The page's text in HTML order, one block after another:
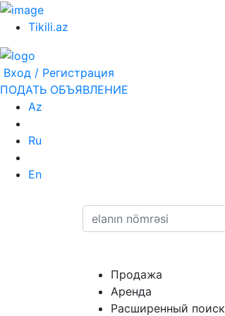
Tikili.az
Вход / Регистрация
ПОДАТЬ ОБЪЯВЛЕНИЕ
Az
Ru
En
Продажа
Аренда
Расширенный поиск